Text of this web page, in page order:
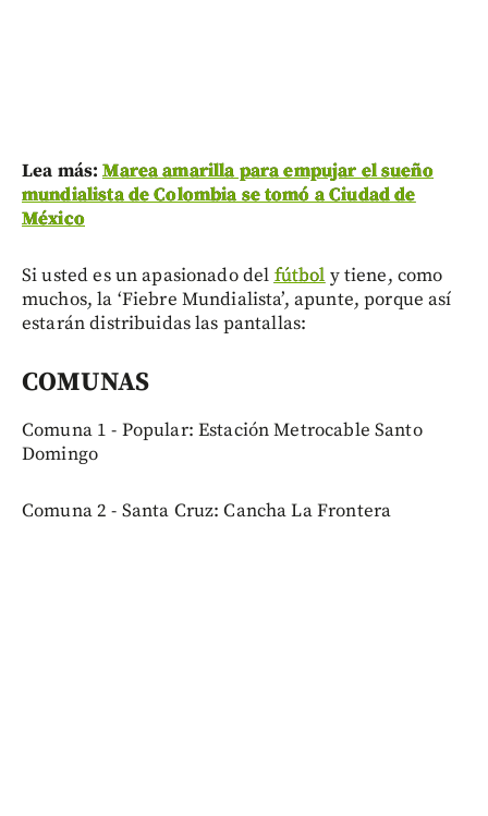
Lea más:Marea amarilla para empujar el sueño
mundialista de Colombia se tomó a Ciudad de
México
Si usted es un apasionado del fútbol y tiene, como
muchos, la ‘Fiebre Mundialista’, apunte, porque así
estarán distribuidas las pantallas:
COMUNAS
Comuna 1 - Popular: Estación Metrocable Santo
Domingo
Comuna 2 - Santa Cruz: Cancha La Frontera